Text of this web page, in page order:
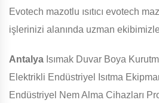
Evotech mazotlu ısıtıcı evotech
işlerinizi alanında uzman ekibimizle
Antalya Isımak Duvar Boya
Elektrikli Endüstriyel Isıtma
Endüstriyel Nem Alma Cihazları